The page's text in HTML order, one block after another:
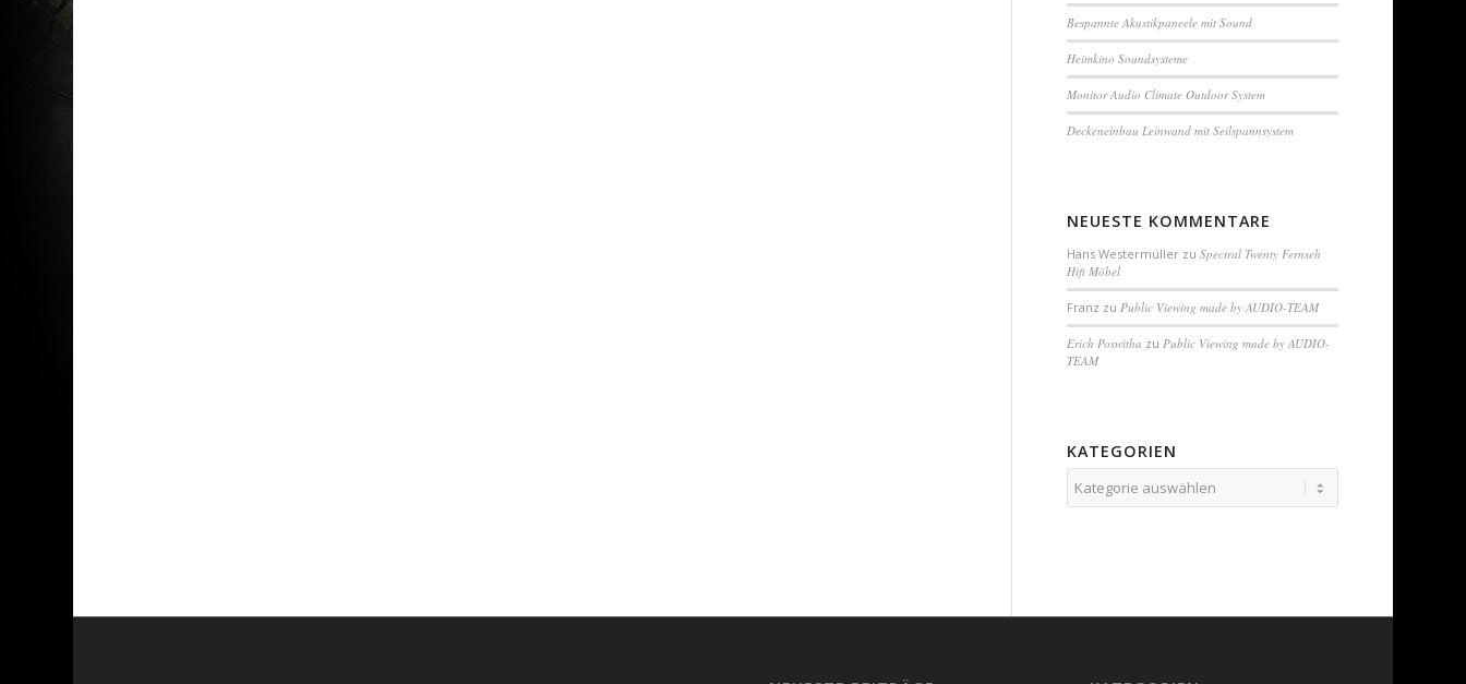
Bespannte Akustikpaneele mit Sound
Heimkino Soundsysteme
Monitor Audio Climate Outdoor System
Deckeneinbau Leinwand mit Seilspannsystem
NEUESTE KOMMENTARE
Hans Westermüller zuSpectral Twenty Fernseh
Hifi Möbel
Franz zuPublic Viewing made by AUDIO-TEAM
Erich Poswitha zuPublic Viewing made by AUDIO-
TEAM
KATEGORIEN